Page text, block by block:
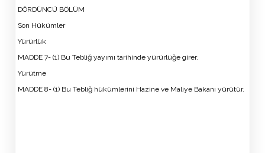
DÖRDÜNCÜ BÖLÜM
Son Hükümler
Yürürlük
MADDE 7- (1) Bu Tebliğ yayımı tarihinde yürürlüğe girer.
Yürütme
MADDE 8- (1) Bu Tebliğ hükümlerini Hazine ve Maliye Bakanı yürütür.